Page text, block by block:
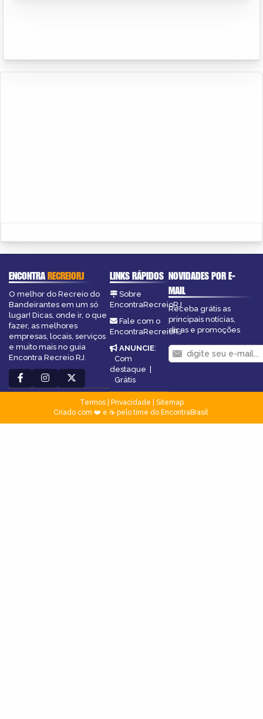
ENCONTRARECREIORJ
O melhor do Recreio do
Bandeirantes em um só
lugar! Dicas, onde ir, o que
fazer, as melhores
empresas, locais, serviços
e muito mais no guia
Encontra Recreio RJ.
LINKS RÁPIDOS
Sobre
EncontraRecreioRJ
Fale com o
EncontraRecreioRJ
ANUNCIE:
Com
destaque |
Grátis
NOVIDADES POR E-
MAIL
Receba grátis as
principais notícias,
dicas e promoções
Termos| Privacidade
Sitemap
Criado com ❤️ e ☕ pelo time do EncontraBrasil